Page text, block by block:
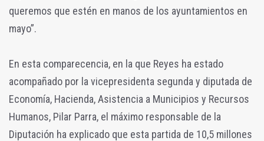
queremos que estén en manos de los ayuntamientos en
mayo”.
En esta comparecencia, en la que Reyes ha estado
acompañado por la vicepresidenta segunda y diputada de
Economía, Hacienda, Asistencia a Municipios y Recursos
Humanos, Pilar Parra, el máximo responsable de la
Diputación ha explicado que esta partida de 10,5 millones